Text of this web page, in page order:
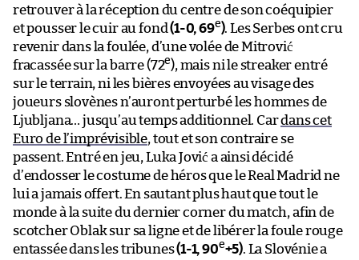
retrouver à la réception du centre de son coéquipier
et pousser le cuir au fond(1-0, 69e). Les Serbes ont cru
revenir dans la foulée, d’une volée de Mitrović
fracassée sur la barre (72e), mais ni le streaker entré
sur le terrain, ni les bières envoyées au visage des
joueurs slovènes n’auront perturbé les hommes de
Ljubljana… jusqu’au temps additionnel. Cardans cet
Euro de l’imprévisible, tout et son contraire se
passent. Entré en jeu, Luka Jović a ainsi décidé
d’endosser le costume de héros que le Real Madrid ne
lui a jamais offert. En sautant plus haut que tout le
monde à la suite du dernier corner du match, afin de
scotcher Oblak sur sa ligne et de libérer la foule rouge
entassée dans les tribunes(1-1, 90e+5). La Slovénie a